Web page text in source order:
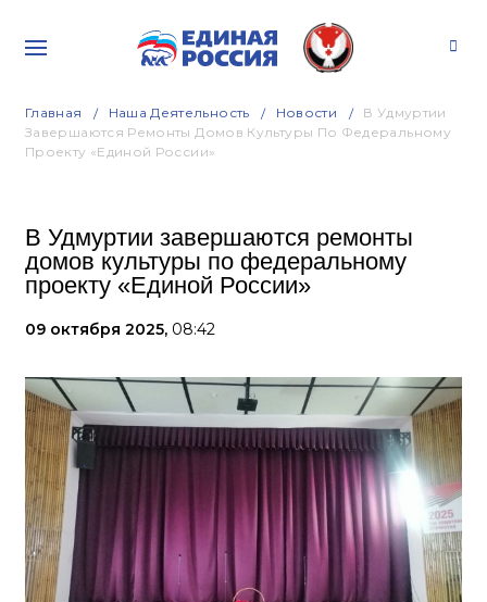
Главная Наша Деятельность Новости
В Удмуртии
Завершаются Ремонты Домов Культуры По Федеральному
Проекту «Единой России»
В Удмуртии завершаются ремонты
домов культуры по федеральному
проекту «Единой России»
09 октября 2025, 08:42